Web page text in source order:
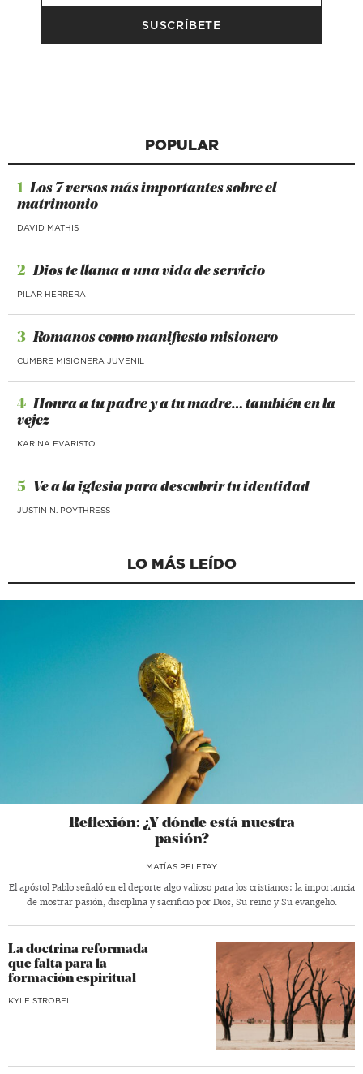
POPULAR
1 Los 7 versos más importantes sobre el
matrimonio
DAVID MATHIS
2 Dios te llama a una vida de servicio
PILAR HERRERA
3 Romanos como manifiesto misionero
CUMBRE MISIONERA JUVENIL
4 Honra a tu padre y a tu madre… también en la
vejez
KARINA EVARISTO
5 Ve a la iglesia para descubrir tu identidad
JUSTIN N. POYTHRESS
LO MÁS LEÍDO
Reflexión: ¿Y dónde está nuestra
pasión?
MATÍAS PELETAY
El apóstol Pablo señaló en el deporte algo valioso para los cristianos: la importancia
de mostrar pasión, disciplina y sacrificio por Dios, Su reino y Su evangelio.
La doctrina reformada
que falta para la
formación espiritual
KYLE STROBEL